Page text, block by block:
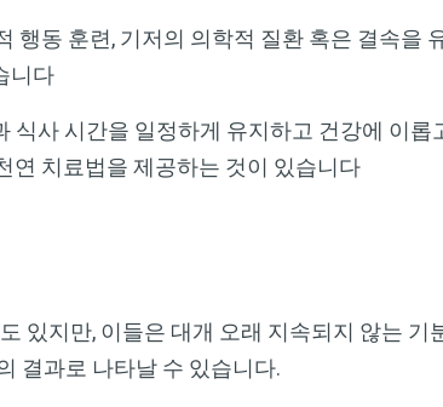
행동 훈련, 기저의 의학적 질환 혹은 결속을
니다
식사 시간을 일정하게 유지하고 건강에 이롭
연 치료법을 제공하는 것이 있습니다
있지만, 이들은 대개 오래 지속되지 않는 기
결과로 나타날 수 있습니다.